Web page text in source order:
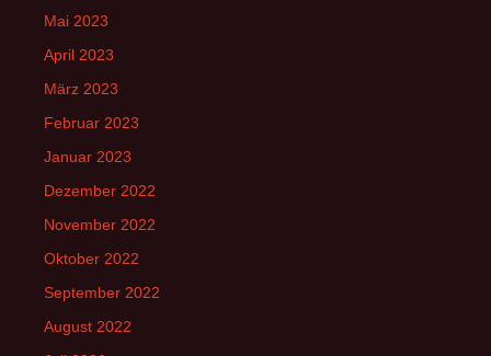
Mai 2023
April 2023
März 2023
Februar 2023
Januar 2023
Dezember 2022
November 2022
Oktober 2022
September 2022
August 2022